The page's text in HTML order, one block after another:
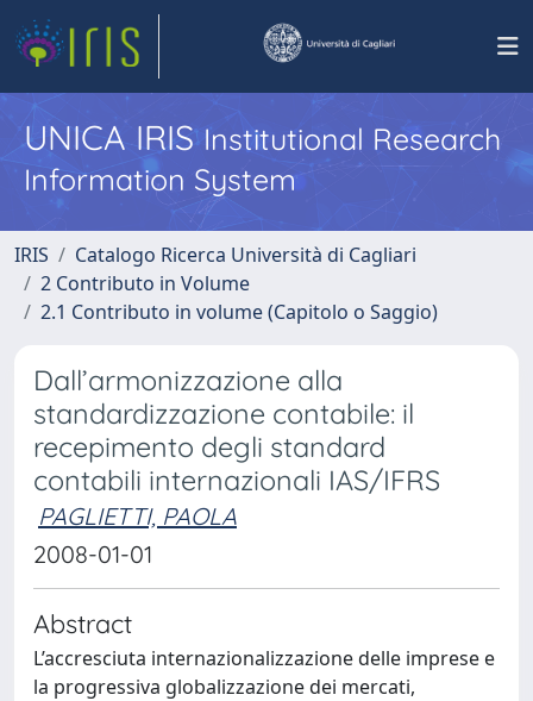
UNICA IRISInstitutional Research
Information System
IRIS
Catalogo Ricerca Università di Cagliari
2 Contributo in Volume
2.1 Contributo in volume (Capitolo o Saggio)
Dall’armonizzazione alla
standardizzazione contabile: il
recepimento degli standard
contabili internazionali IAS/IFRS
PAGLIETTI, PAOLA
2008-01-01
Abstract
L’accresciuta internazionalizzazione delle imprese e
la progressiva globalizzazione dei mercati,